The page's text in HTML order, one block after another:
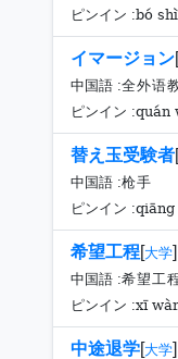
ピンイン :bó shì
イマージョン[
中国語 :全外语
ピンイン :quán
替え玉受験者[
中国語 :枪手
ピンイン :qiāng
希望工程[大学]
中国語 :希望工
ピンイン :xī
中途退学[大学]